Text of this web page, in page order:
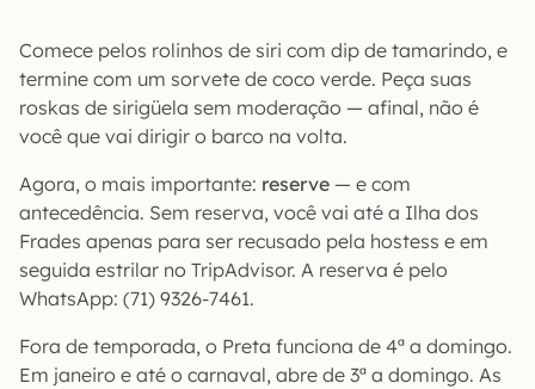
Comece pelos rolinhos de siri com dip de tamarindo, e
termine com um sorvete de coco verde. Peça suas
roskas de sirigüela sem moderação — afinal, não é
você que vai dirigir o barco na volta.
Agora, o mais importante: reserve — e com
antecedência. Sem reserva, você vai até a Ilha dos
Frades apenas para ser recusado pela hostess e em
seguida estrilar no TripAdvisor. A reserva é pelo
WhatsApp: (71) 9326-7461.
Fora de temporada, o Preta funciona de 4ª a domingo.
Em janeiro e até o carnaval, abre de 3ª a domingo. As